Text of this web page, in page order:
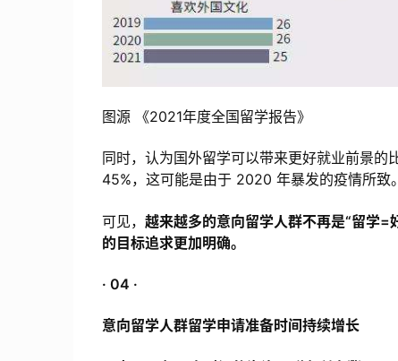
图源 《2021年度全国留学报告》
同时，认为国外留学可以带来更好就业前景
45%，这可能是由于 2020 年暴发的疫情所致。
可见， 越来越多的意向留学人群不再是“留学
的目标追求更加明确。
· 04 ·
意向留学人群留学申请准备时间持续增长